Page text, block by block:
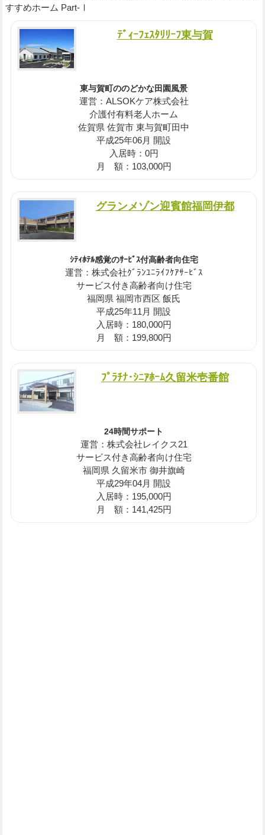
すすめホーム Part-Ⅰ
ﾃﾞｨｰﾌｪｽﾀﾘﾘｰﾌ東与賀
東与賀町ののどかな田園風景
運営：ALSOKケア株式会社
介護付有料老人ホーム
佐賀県 佐賀市 東与賀町田中
平成25年06月 開設
入居時：0円
月 額：103,000円
グランメゾン迎賓館福岡伊都
ｼﾃｨﾎﾃﾙ感覚のｻｰﾋﾞｽ付高齢者向住宅
運営：株式会社ｸﾞﾗﾝﾕﾆﾗｲﾌｹｱｻｰﾋﾞｽ
サービス付き高齢者向け住宅
福岡県 福岡市西区 飯氏
平成25年11月 開設
入居時：180,000円
月 額：199,800円
ﾌﾟﾗﾁﾅ･ｼﾆｱﾎｰﾑ久留米壱番館
24時間サポート
運営：株式会社レイクス21
サービス付き高齢者向け住宅
福岡県 久留米市 御井旗崎
平成29年04月 開設
入居時：195,000円
月 額：141,425円